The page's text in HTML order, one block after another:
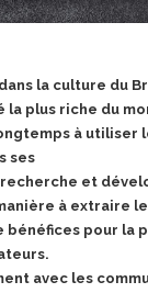
la culture du
plus riche du
à utiliser
ses
et
à extraire
bénéfices pour la
avec les